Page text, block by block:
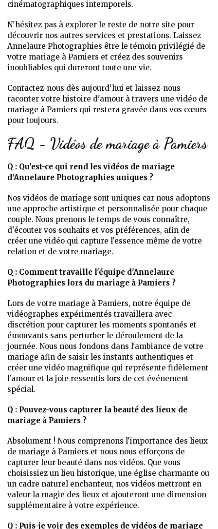
cinématographiques intemporels.
N'hésitez pas à explorer le reste de notre site pour
découvrir nos autres services et prestations. Laissez
Annelaure Photographies être le témoin privilégié de
votre mariage à Pamiers et créez des souvenirs
inoubliables qui dureront toute une vie.
Contactez-nous dès aujourd'hui et laissez-nous
raconter votre histoire d'amour à travers une vidéo de
mariage à Pamiers qui restera gravée dans vos cœurs
pour toujours.
FAQ - Vidéos de mariage à Pamiers
Q : Qu'est-ce qui rend les vidéos de mariage
d'Annelaure Photographies uniques ?
Nos vidéos de mariage sont uniques car nous adoptons
une approche artistique et personnalisée pour chaque
couple. Nous prenons le temps de vous connaître,
d'écouter vos souhaits et vos préférences, afin de
créer une vidéo qui capture l'essence même de votre
relation et de votre mariage.
Q : Comment travaille l'équipe d'Annelaure
Photographies lors du mariage à Pamiers ?
Lors de votre mariage à Pamiers, notre équipe de
vidéographes expérimentés travaillera avec
discrétion pour capturer les moments spontanés et
émouvants sans perturber le déroulement de la
journée. Nous nous fondons dans l'ambiance de votre
mariage afin de saisir les instants authentiques et
créer une vidéo magnifique qui représente fidèlement
l'amour et la joie ressentis lors de cet événement
spécial.
Q : Pouvez-vous capturer la beauté des lieux de
mariage à Pamiers ?
Absolument ! Nous comprenons l'importance des lieux
de mariage à Pamiers et nous nous efforçons de
capturer leur beauté dans nos vidéos. Que vous
choisissiez un lieu historique, une église charmante ou
un cadre naturel enchanteur, nos vidéos mettront en
valeur la magie des lieux et ajouteront une dimension
supplémentaire à votre expérience.
Q : Puis-je voir des exemples de vidéos de mariage